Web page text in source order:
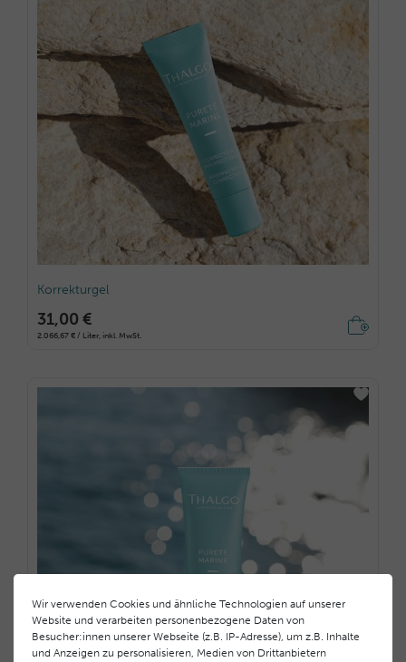
Korrekturgel
31,00 €
2.066,67 € / Liter, inkl. MwSt.
Wir verwenden Cookies und ähnliche Technologien auf unserer
Website und verarbeiten personenbezogene Daten von
Besucher:innen unserer Webseite (z.B. IP-Adresse), um z.B. Inhalte
und Anzeigen zu personalisieren, Medien von Drittanbietern